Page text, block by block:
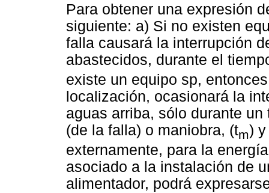
Para obtener una expresión
siguiente: a) Si no existen
falla causará la interrupción
abastecidos, durante el
existe un equipo sp,
localización, ocasionará la
aguas arriba, sólo durante
(de la falla) o maniobra, (tm)
externamente, para la
asociado a la instalación de
alimentador, podrá